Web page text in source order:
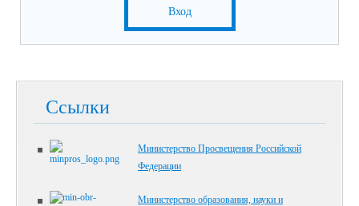
Вход
Ссылки
Министерство Просвещения Российской
Федерации
Министерство образования, науки и